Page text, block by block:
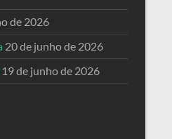
de 2026
20 de junho de 2026
19 de junho de 2026